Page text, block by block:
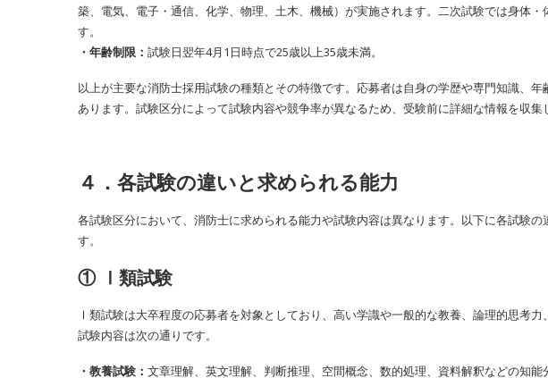
築、電気、電子・通信、化学、物理、土木、機械）が実施されます。二次試験では身体
す。
・年齢制限： 試験日翌年4月1日時点で25歳以上35歳未満。
以上が主要な消防士採用試験の種類とその特徴です。応募者は自身の学歴や専門知識、
あります。試験区分によって試験内容や競争率が異なるため、受験前に詳細な情報を収集
４．各試験の違いと求められる能力
各試験区分において、消防士に求められる能力や試験内容は異なります。以下に各試験
す。
① Ⅰ類試験
Ⅰ類試験は大卒程度の応募者を対象としており、高い学識や一般的な教養、論理的思考力
試験内容は次の通りです。
・教養試験： 文章理解、英文理解、判断推理、空間概念、数的処理、資料解釈などの知